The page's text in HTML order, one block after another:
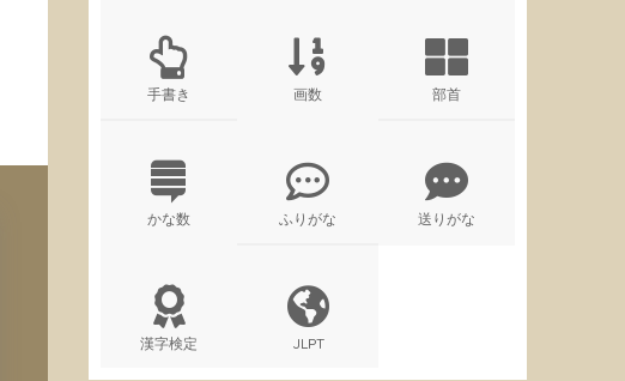
手書き 画数 部首
かな数 ふりがな 送りがな
漢字検定 JLPT